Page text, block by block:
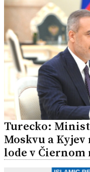
Turecko:
Moskvu a
lode v